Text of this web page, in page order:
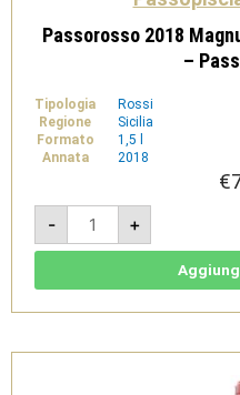
Passorosso 2018
–
Tipologia
Rossi
Regione
Sicilia
Formato
1,5 l
Annata
2018
€
-
Passorosso
2018
Magnum
1,5
Rosso
Passopisciaro
+